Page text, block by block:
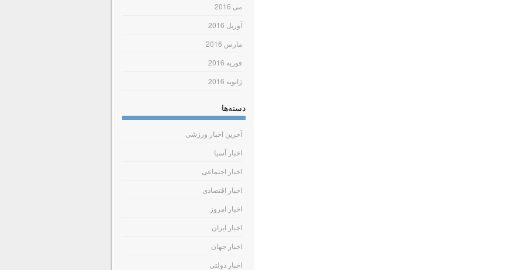
می 2016
آوریل 2016
مارس 2016
فوریه 2016
ژانویه 2016
دسته‌ها
آخرین اخبار ورزشی
اخبار آسیا
اخبار اجتماعی
اخبار اقتصادی
اخبار امروز
اخبار ایران
اخبار جهان
اخبار دولتی